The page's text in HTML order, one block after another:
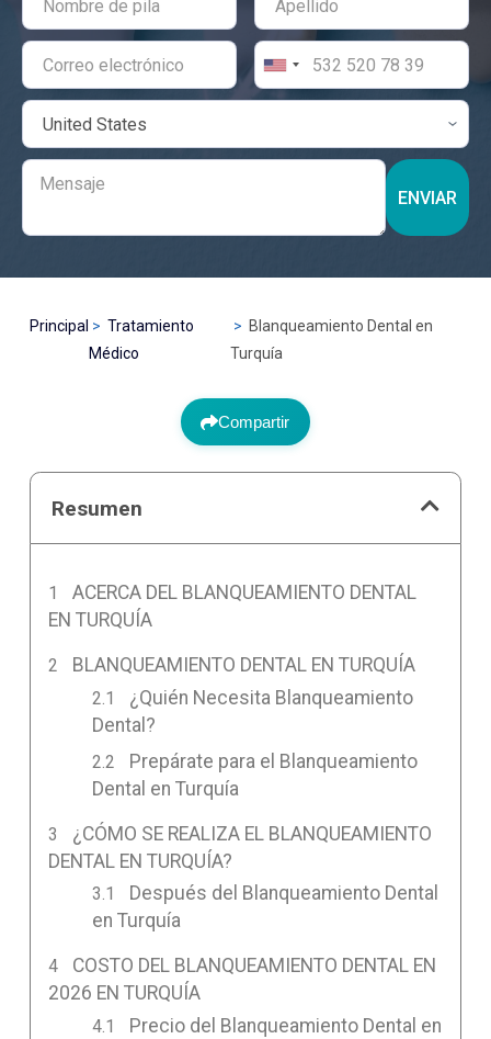
ENVIAR
Principal
Tratamiento
Médico
Blanqueamiento Dental en
Turquía
Compartir
Resumen
ACERCA DEL BLANQUEAMIENTO DENTAL
EN TURQUÍA
BLANQUEAMIENTO DENTAL EN TURQUÍA
¿Quién Necesita Blanqueamiento
Dental?
Prepárate para el Blanqueamiento
Dental en Turquía
¿CÓMO SE REALIZA EL BLANQUEAMIENTO
DENTAL EN TURQUÍA?
Después del Blanqueamiento Dental
en Turquía
COSTO DEL BLANQUEAMIENTO DENTAL EN
2026 EN TURQUÍA
Precio del Blanqueamiento Dental en